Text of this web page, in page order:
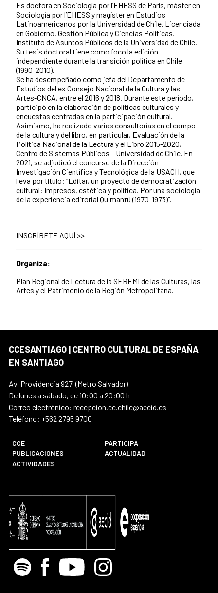
Es doctora en Sociología por l’EHESS de París, máster en
Sociología por l’EHESS y magíster en Estudios
Latinoamericanos por la Universidad de Chile. Licenciada
en Gobierno, Gestión Pública y Ciencias Políticas,
Instituto de Asuntos Públicos de la Universidad de Chile.
Su tesis doctoral tiene como foco la edición
independiente durante la transición política en Chile
(1990-2010).
Se ha desempeñado como jefa del Departamento de
Estudios del ex Consejo Nacional de la Cultura y las
Artes-CNCA, entre el 2016 y 2018. Durante este período,
participó en la elaboración de políticas culturales y
encuestas centradas en la participación cultural.
Asimismo, ha realizado varias consultorías en el campo
de la cultura y del libro, en particular, Evaluación de la
Política Nacional de la Lectura y el Libro 2015-2020,
Centro de Sistemas Públicos – Universidad de Chile. En
2021, se adjudicó el concurso de la Dirección
Investigación Científica y Tecnológica de la USACH, que
lleva por título: “Editar, un proyecto de democratización
cultural: Impresos, estética y política. Por una sociología
de la experiencia editorial Quimantú (1970-1973)”.
INSCRÍBETE AQUÍ >>
Organiza:
Plan Regional de Lectura de la SEREMI de las Culturas, las
Artes y el Patrimonio de la Región Metropolitana.
CCESANTIAGO | CENTRO CULTURAL DE ESPAÑA
EN SANTIAGO
Av. Providencia 927, (Metro Salvador)
De lunes a sábado, de 10:00 a 20:00 h
Correo electrónico: recepcion.cc.chile@aecid.es
Teléfono: +562 2795 9700
CCE
PARTICIPA
PUBLICACIONES
ACTUALIDAD
ACTIVIDADES
Spotify Facebook
Youtube Instagram